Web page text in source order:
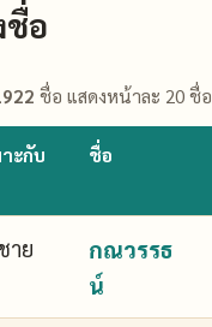
ชื่อ
ชื่อ แสดงหน้าละ 20 ชื่อ
าะกับ ชื่อ
าย
กณวรรธ
น์